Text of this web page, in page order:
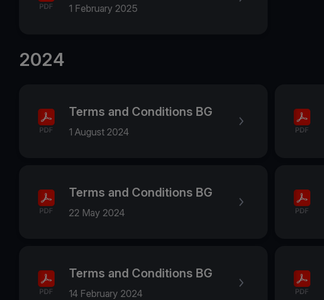
1 February 2025
2024
Terms and Conditions BG
1 August 2024
Terms and Conditions BG
22 May 2024
Terms and Conditions BG
14 February 2024